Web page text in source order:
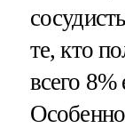
те, кто
всего